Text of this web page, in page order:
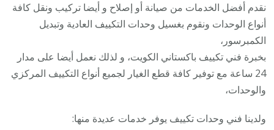
نقدم أفضل الخدمات من صيانة أو إصلاح و أيضا تركيب ونقل كافة
أنواع الوحدات ونقوم بغسيل وحدات التكييف العادية وتبديل
الكمبرسور،
بخبرة فني تكييف باكستاني الكويت، و لذلك نعمل أيضا على مدار
24 ساعة مع توفير كافة قطع الغيار لجميع أنواع التكييف المركزي
والوحدات،
ولدينا فني وحدات تكييف يوفر خدمات عديدة منها: